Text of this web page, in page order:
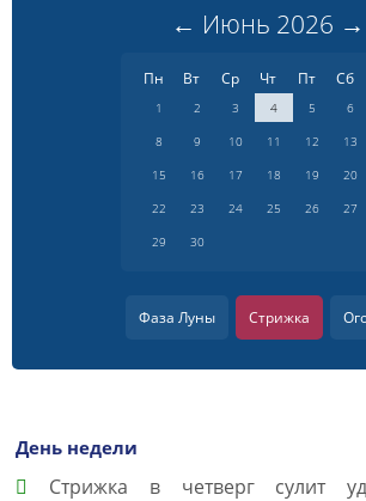
← Июнь 2026 →
Пн Вт Ср Чт Пт Сб
1 2 3 4 5 6
8
9 10 11 12 13
15
16 17 18 19 20
22
23 24 25 26 27
29
30
Фаза Луны Стрижка
День недели
Cтрижка в четверг сулит